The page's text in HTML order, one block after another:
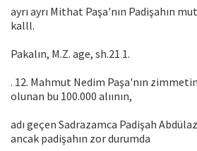
ayrı ayrı Mithat Paşa'nın Padişahın
kalll.
Pakalın, M.Z. age, sh.21 1.
. 12. Mahmut Nedim Paşa'nın
olunan bu 100.000 alıının,
adı geçen Sadrazamca Padişah
ancak padişahın zor durumda